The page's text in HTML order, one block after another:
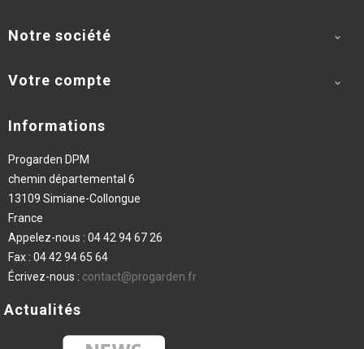
Notre société 
Votre compte 
Informations
Progarden DPM
chemin départemental 6
13109 Simiane-Collongue
France
Appelez-nous : 04 42 94 67 26
Fax : 04 42 94 65 64
Écrivez-nous : contact@progarden.fr
Actualités